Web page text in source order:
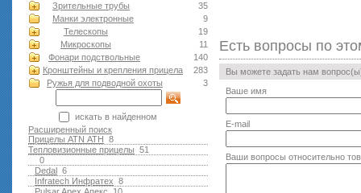
35
Зрительные трубы
9
Манки электронные
19
Телескопы
11
Микроскопы
140
Фонари подствольные
283
Кронштейны и крепления прицела
3
Ружья для подводной оxоты
искать в найденном
Расширенный поиск
8
Прицелы ATN АТН
51
Тепловизионные прицелы
0
6
Dedal
8
Infratech Инфратех
Есть вопросы по
Вы можете задать нам
Ваше имя
E-mail
Ваши вопросы относительно